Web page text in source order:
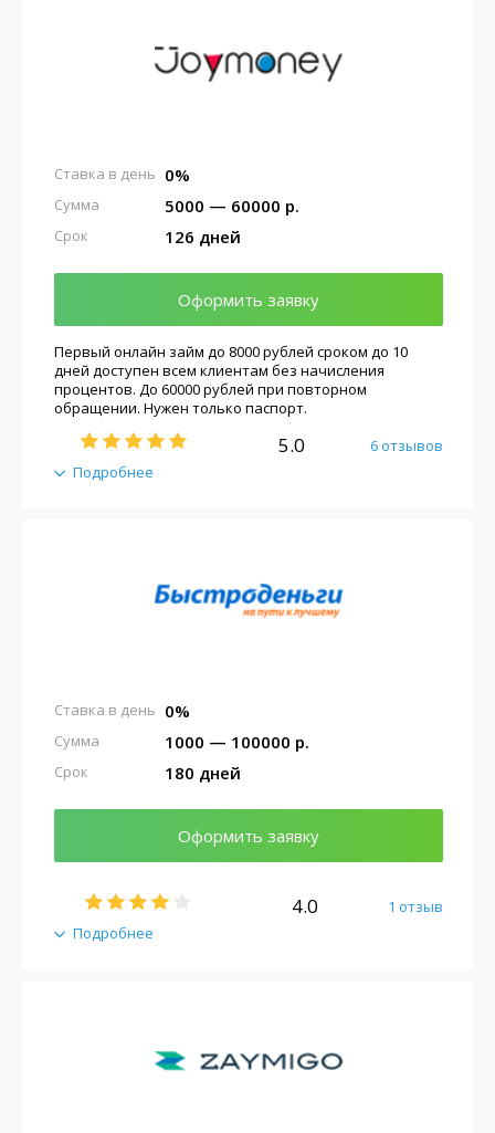
0%
Ставка в день
5000 — 60000 р.
Сумма
126 дней
Срок
Оформить заявку
Подробнее
Первый онлайн займ до 8000 рублей сроком до 10
дней доступен всем клиентам без начисления
процентов. До 60000 рублей при повторном
обращении. Нужен только паспорт.
5.0 6 отзывов
0%
Ставка в день
1000 — 100000 р.
Сумма
180 дней
Срок
Оформить заявку
Подробнее
4.0 1 отзыв